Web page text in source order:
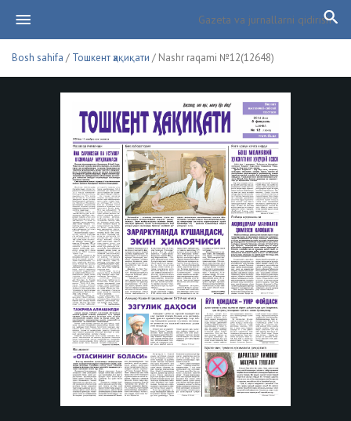
Bosh sahifa / Тошкент ҳақиқати / Nashr raqami №12(12648)